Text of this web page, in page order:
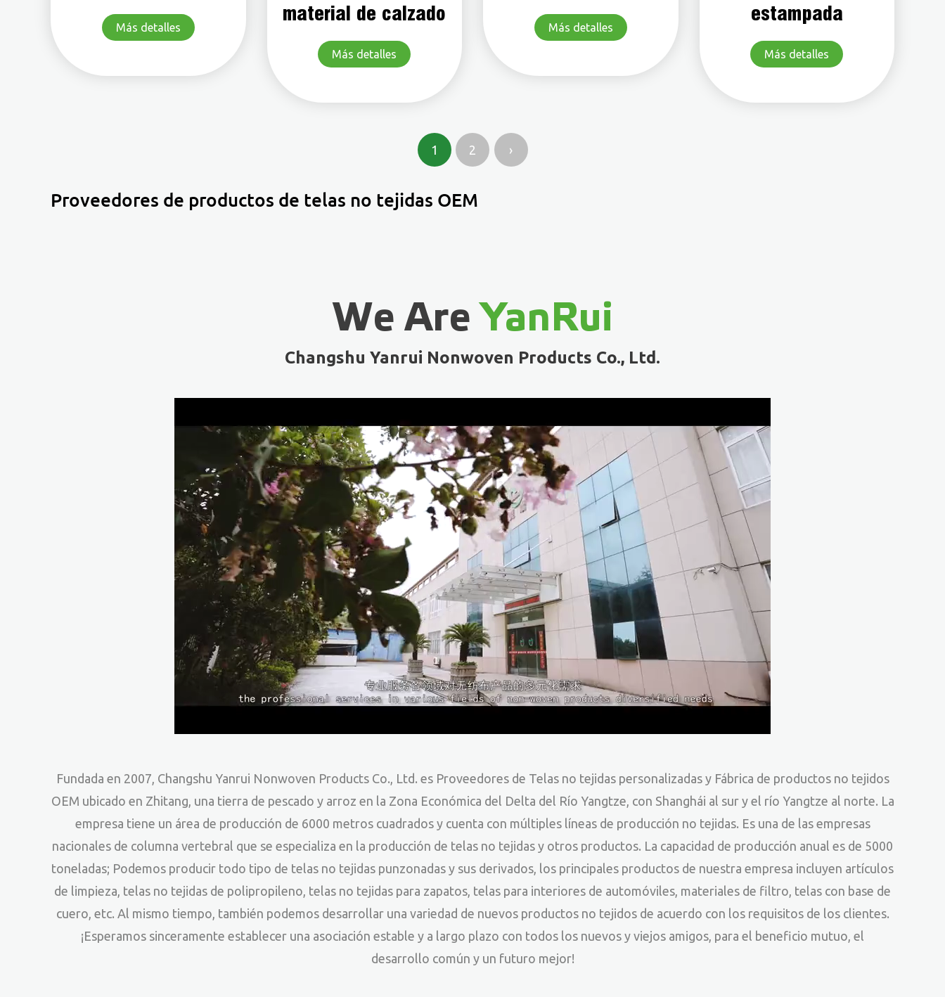
Más detalles
material de calzado
Más detalles
Más detalles
estampada
Más detalles
1 2 ›
Proveedores de productos de telas no tejidas OEM
We AreYanRui
Changshu Yanrui Nonwoven Products Co., Ltd.
Fundada en 2007, Changshu Yanrui Nonwoven Products Co., Ltd. es Proveedores de Telas no tejidas personalizadasy Fábrica de productos no tejidos
OEM ubicado en Zhitang, una tierra de pescado y arroz en la Zona Económica del Delta del Río Yangtze, con Shanghái al sur y el río Yangtze al norte. La
empresa tiene un área de producción de 6000 metros cuadrados y cuenta con múltiples líneas de producción no tejidas. Es una de las empresas
nacionales de columna vertebral que se especializa en la producción de telas no tejidas y otros productos. La capacidad de producción anual es de 5000
toneladas; Podemos producir todo tipo de telas no tejidas punzonadas y sus derivados, los principales productos de nuestra empresa incluyen artículos
de limpieza, telas no tejidas de polipropileno, telas no tejidas para zapatos, telas para interiores de automóviles, materiales de filtro, telas con base de
cuero, etc. Al mismo tiempo, también podemos desarrollar una variedad de nuevos productos no tejidos de acuerdo con los requisitos de los clientes.
¡Esperamos sinceramente establecer una asociación estable y a largo plazo con todos los nuevos y viejos amigos, para el beneficio mutuo, el
desarrollo común y un futuro mejor!